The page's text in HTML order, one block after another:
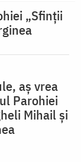
„Sfinții
aș vrea
Parohiei
Mihail și